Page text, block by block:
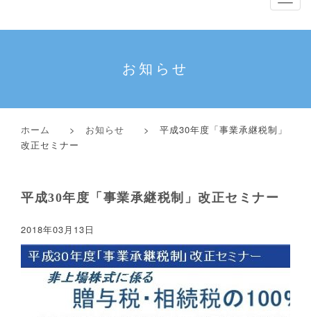
ゲ
お知らせ
ホーム > お知らせ > 平成30年度「事業承継税制」
改正セミナー
平成30年度「事業承継税制」改正セミナー
2018年03月13日